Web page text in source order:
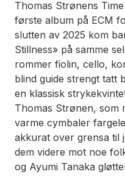
Thomas Strønens
første album på ECM
slutten av 2025 kom
Stillness» på samme
rommer fiolin, cello,
blind guide strengt tatt
en klassisk
Thomas Strønen, som
varme cymbaler
akkurat over grensa til
dem videre mot noe
og Ayumi Tanaka